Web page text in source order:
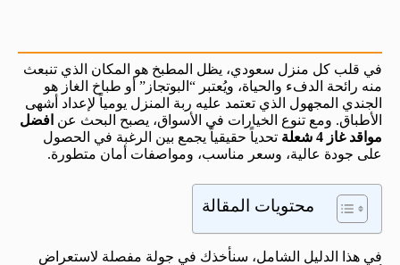
في قلب كل منزل سعودي، يظل المطبخ هو المكان الذي تنبعث
منه رائحة الدفء والحياة، ويُعتبر “البوتجاز” أو طباخ الغاز هو
الجندي المجهول الذي تعتمد عليه ربة المنزل يومياً لإعداد أشهى
الأطباق. ومع تنوع الخيارات في الأسواق، يصبح البحث عن افضل
مواقد غاز 4 شعلة
تحدياً حقيقياً يجمع بين الرغبة في الحصول
على جودة عالية، وسعر مناسب، ومواصفات أمان متطورة.
محتويات المقالة
في هذا الدليل الشامل، سنأخذك في جولة مفصلة لاستعراض